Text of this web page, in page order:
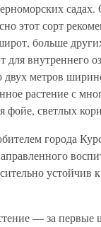
этот сорт
больше
для внутреннего
метров
растение с
фойе, светлых
города
устойчив к
— за первые